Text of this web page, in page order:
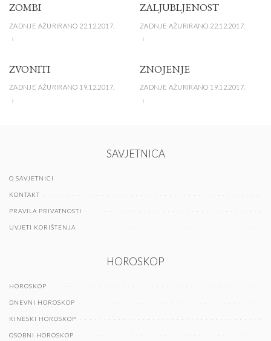
ZOMBI
ZADNJE AŽURIRANO 22.12.2017.
ZALJUBLJENOST
ZADNJE AŽURIRANO 22.12.2017.
ZVONITI
ZADNJE AŽURIRANO 19.12.2017.
ZNOJENJE
ZADNJE AŽURIRANO 19.12.2017.
SAVJETNICA
O SAVJETNICI
KONTAKT
PRAVILA PRIVATNOSTI
UVJETI KORIŠTENJA
HOROSKOP
HOROSKOP
DNEVNI HOROSKOP
KINESKI HOROSKOP
OSOBNI HOROSKOP